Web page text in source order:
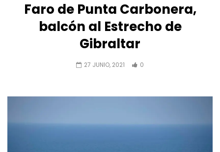
Faro de Punta Carbonera,
balcón al Estrecho de
Gibraltar
27 JUNIO, 2021 0